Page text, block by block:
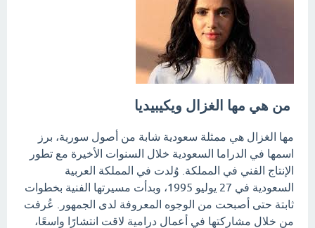
من هي مها الغزال ويكيبيديا
مها الغزال هي ممثلة سعودية شابة من أصول سورية، برز
اسمها في الدراما السعودية خلال السنوات الأخيرة مع تطور
الإنتاج الفني في المملكة. وُلدت في المملكة العربية
السعودية في 27 يوليو 1995، وبدأت مسيرتها الفنية بخطوات
ثابتة حتى أصبحت من الوجوه المعروفة لدى الجمهور. عُرفت
من خلال مشاركتها في أعمال درامية لاقت انتشارًا واسعًا،